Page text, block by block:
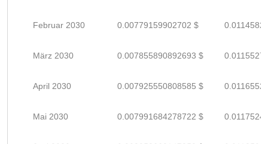
Februar 2030 0.00779159902702 $
März 2030 0.007855890892693 $
April 2030 0.007925550808585 $
Mai 2030 0.007991684278722 $